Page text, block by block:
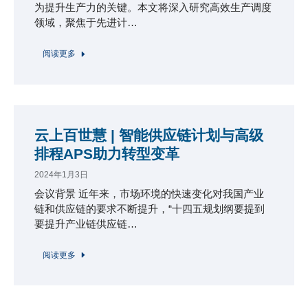
为提升生产力的关键。本文将深入研究高效生产调度
领域，聚焦于先进计…
阅读更多
云上百世慧 | 智能供应链计划与高级
排程APS助力转型变革
2024年1月3日
会议背景 近年来，市场环境的快速变化对我国产业
链和供应链的要求不断提升，“十四五规划纲要提到
要提升产业链供应链…
阅读更多